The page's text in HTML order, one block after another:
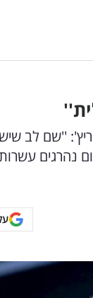
''שם לב
נהרגים